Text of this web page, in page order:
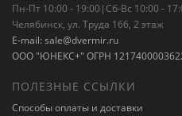
Пн-Пт 10:00 - 19:00|Сб-Вс 10:00 -
Челябинск, ул. Труда 166, 2 этаж
E-mail: sale@dvermir.ru
ООО "ЮНЕКС+" ОГРН
ПОЛЕЗНЫЕ ССЫЛКИ
Способы оплаты и доставки